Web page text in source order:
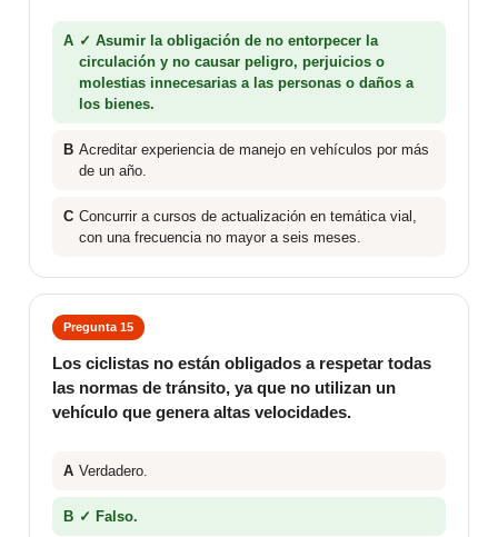
A ✓ Asumir la obligación de no entorpecer la
circulación y no causar peligro, perjuicios o
molestias innecesarias a las personas o daños a
los bienes.
B Acreditar experiencia de manejo en vehículos por más
de un año.
C Concurrir a cursos de actualización en temática vial,
con una frecuencia no mayor a seis meses.
Pregunta 15
Los ciclistas no están obligados a respetar todas
las normas de tránsito, ya que no utilizan un
vehículo que genera altas velocidades.
A Verdadero.
B ✓ Falso.